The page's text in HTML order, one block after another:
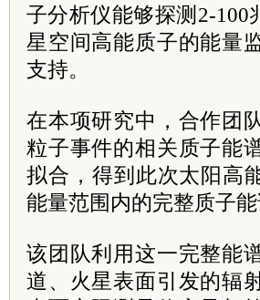
子分析仪能够探测2-
星空间高能质子的能量
支持。
在本项研究中，合作团
粒子事件的相关质子能
拟合，得到此次太阳高
能量范围内的完整质子能
该团队利用这一完整能
道、火星表面引发的辐